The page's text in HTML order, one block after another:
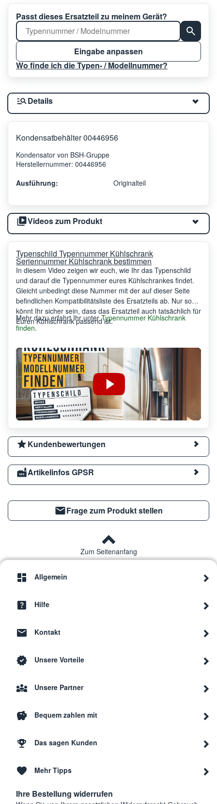
Passt dieses Ersatzteil zu meinem Gerät?
Eingabe anpassen
Wo finde ich die Typen- / Modellnummer?
Details
Kondensatbehälter 00446956
Kondensator von BSH-Gruppe
Herstellernummer: 00446956
Ausführung:
Originalteil
Videos zum Produkt
Typenschild Typennummer Kühlschrank
Seriennummer Kühlschrank bestimmen
In diesem Video zeigen wir euch, wie Ihr das Typenschild
und darauf die Typennummer eures Kühlschrankes findet.
Gleicht unbedingt diese Nummer mit der auf dieser Seite
befindlichen Kompatibilitätsliste des Ersatzteils ab. Nur so
könnt Ihr sicher sein, dass das Ersatzteil auch tatsächlich für
Euren Kühlschrank passend ist.
Mehr dazu erfahrt Ihr unterTypennummer Kühlschrank
finden.
Kundenbewertungen
Artikelinfos GPSR
Frage zum Produkt stellen
Zum Seitenanfang
Allgemein
Hilfe
Kontakt
Unsere Vorteile
Unsere Partner
Bequem zahlen mit
Das sagen Kunden
Mehr Tipps
Ihre Bestellung widerrufen